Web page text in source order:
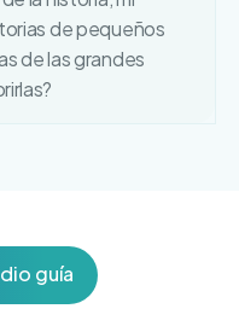
de pequeños
de las grandes
guía